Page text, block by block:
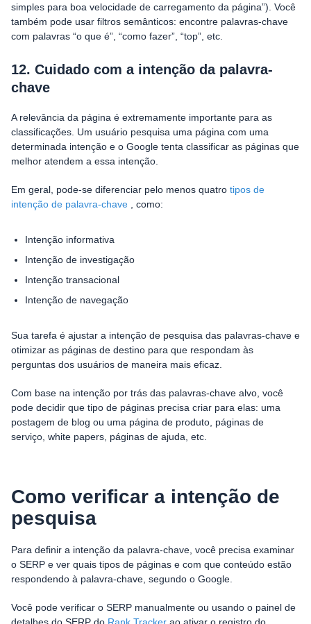
simples para boa velocidade de carregamento da página”). Você
também pode usar filtros semânticos: encontre palavras-chave
com palavras “o que é”, “como fazer”, “top”, etc.
12. Cuidado com a intenção da palavra-
chave
A relevância da página é extremamente importante para as
classificações. Um usuário pesquisa uma página com uma
determinada intenção e o Google tenta classificar as páginas que
melhor atendem a essa intenção.
Em geral, pode-se diferenciar pelo menos quatro tipos de
intenção de palavra-chave , como:
Intenção informativa
Intenção de investigação
Intenção transacional
Intenção de navegação
Sua tarefa é ajustar a intenção de pesquisa das palavras-chave e
otimizar as páginas de destino para que respondam às
perguntas dos usuários de maneira mais eficaz.
Com base na intenção por trás das palavras-chave alvo, você
pode decidir que tipo de páginas precisa criar para elas: uma
postagem de blog ou uma página de produto, páginas de
serviço, white papers, páginas de ajuda, etc.
Como verificar a intenção de
pesquisa
Para definir a intenção da palavra-chave, você precisa examinar
o SERP e ver quais tipos de páginas e com que conteúdo estão
respondendo à palavra-chave, segundo o Google.
Você pode verificar o SERP manualmente ou usando o painel de
detalhes do SERP do Rank Tracker ao ativar o registro do